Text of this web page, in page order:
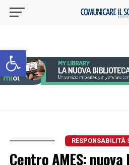
Apri la barra degli strumenti
RESPONSABILITÀ
Centro AMES: nuova